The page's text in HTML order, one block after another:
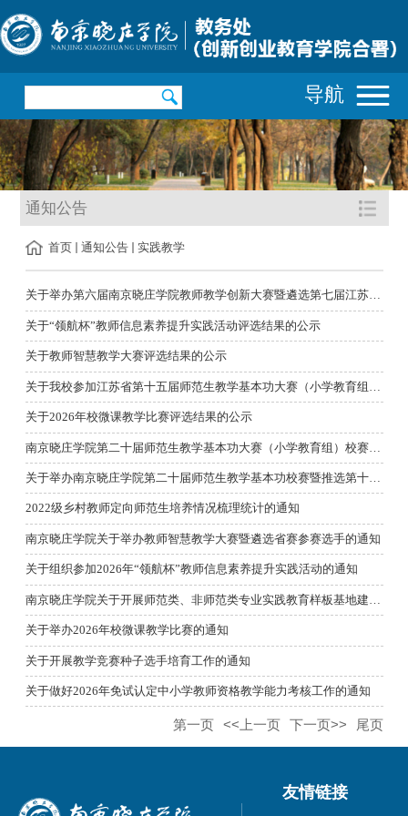
导航
通知公告
首页 通知公告 实践教学
关于举办第六届南京晓庄学院教师教学创新大赛暨遴选第七届江苏省...
关于“领航杯”教师信息素养提升实践活动评选结果的公示
关于教师智慧教学大赛评选结果的公示
关于2026年校微课教学比赛评选结果的公示
南京晓庄学院第二十届师范生教学基本功大赛（小学教育组）校赛实...
关于举办南京晓庄学院第二十届师范生教学基本功校赛暨推选第十五...
2022级乡村教师定向师范生培养情况梳理统计的通知
南京晓庄学院关于举办教师智慧教学大赛暨遴选省赛参赛选手的通知
关于组织参加2026年“领航杯”教师信息素养提升实践活动的通知
关于举办2026年校微课教学比赛的通知
关于开展教学竞赛种子选手培育工作的通知
关于做好2026年免试认定中小学教师资格教学能力考核工作的通知
第一页 <<上一页 下一页>> 尾页
友情链接